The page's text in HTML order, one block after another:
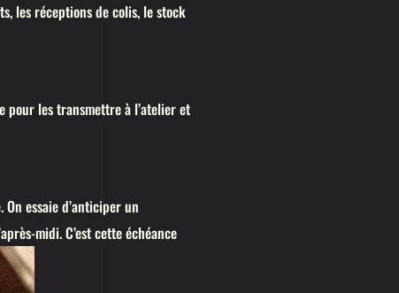
les réceptions de colis, le stock
pour les transmettre à l’atelier et
essaie d’anticiper un
midi. C’est cette échéance